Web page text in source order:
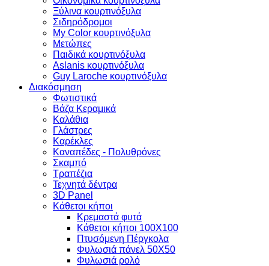
Ξύλινα κουρτινόξυλα
Σιδηρόδρομοι
My Color κουρτινόξυλα
Μετώπες
Παιδικά κουρτινόξυλα
Aslanis κουρτινόξυλα
Guy Laroche κουρτινόξυλα
Διακόσμηση
Φωτιστικά
Βάζα Κεραμικά
Καλάθια
Γλάστρες
Καρέκλες
Καναπέδες - Πολυθρόνες
Σκαμπό
Τραπέζια
Τεχνητά δέντρα
3D Panel
Κάθετοι κήποι
Κρεμαστά φυτά
Κάθετοι κήποι 100Χ100
Πτυσόμενη Πέργκολα
Φυλωσιά πάνελ 50Χ50
Φυλωσιά ρολό